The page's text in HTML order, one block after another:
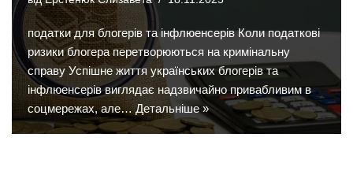
податки для блогерів та інфлюенсерів Коли податкові
ризики блогера перетворюються на кримінальну
справу Успішне життя українських блогерів та
інфлюенсерів виглядає надзвичайно привабливим в
соцмережах, але…Детальніше »